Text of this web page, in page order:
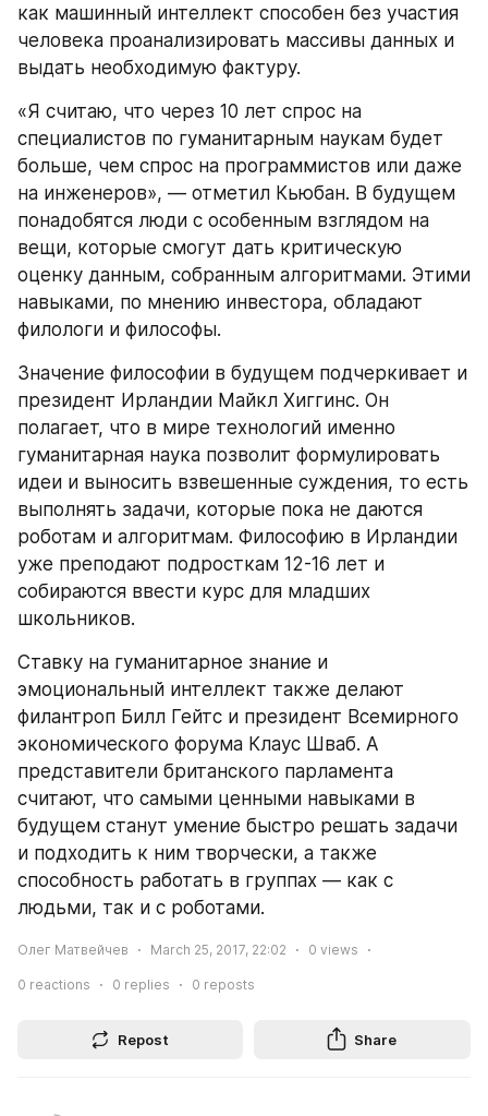
как машинный интеллект способен без участия
человека проанализировать массивы данных и
выдать необходимую фактуру.
«Я считаю, что через 10 лет спрос на
специалистов по гуманитарным наукам будет
больше, чем спрос на программистов или даже
на инженеров», — отметил Кьюбан. В будущем
понадобятся люди с особенным взглядом на
вещи, которые смогут дать критическую
оценку данным, собранным алгоритмами. Этими
навыками, по мнению инвестора, обладают
филологи и философы.
Значение философии в будущем подчеркивает и
президент Ирландии Майкл Хиггинс. Он
полагает, что в мире технологий именно
гуманитарная наука позволит формулировать
идеи и выносить взвешенные суждения, то есть
выполнять задачи, которые пока не даются
роботам и алгоритмам. Философию в Ирландии
уже преподают подросткам 12-16 лет и
собираются ввести курс для младших
школьников.
Ставку на гуманитарное знание и
эмоциональный интеллект также делают
филантроп Билл Гейтс и президент Всемирного
экономического форума Клаус Шваб. А
представители британского парламента
считают, что самыми ценными навыками в
будущем станут умение быстро решать задачи
и подходить к ним творчески, а также
способность работать в группах — как с
людьми, так и с роботами.
Олег Матвейчев March 25, 2017, 22:02 0 views
0 reactions 0 replies 0 reposts
Repost Share